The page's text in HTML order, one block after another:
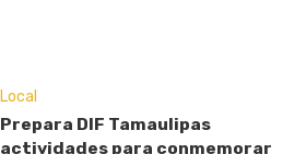
Local
Prepara DIF Tamaulipas
actividades para conmemorar